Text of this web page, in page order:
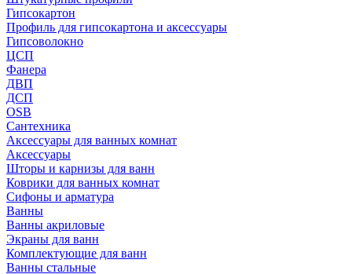
Гипсокартон
Профиль для гипсокартона и аксессуары
Гипсоволокно
ЦСП
Фанера
ДВП
ДСП
OSB
Сантехника
Аксессуары для ванных комнат
Аксессуары
Шторы и карнизы для ванн
Коврики для ванных комнат
Сифоны и арматура
Ванны
Ванны акриловые
Экраны для ванн
Комплектующие для ванн
Ванны стальные